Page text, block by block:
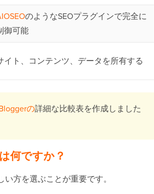
のようなSEOプラグインで完全に
御可能
イト、コンテンツ、データを所有する
の詳細な比較表を作成しました
何ですか？
方を選ぶことが重要です。